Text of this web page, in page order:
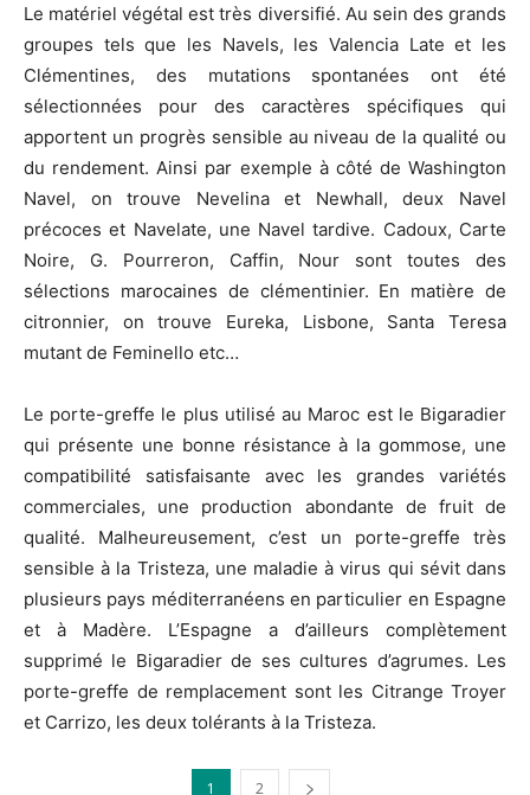
Le matériel végétal est très diversifié. Au sein des grands
groupes tels que les Navels, les Valencia Late et les
Clémentines, des mutations spontanées ont été
sélectionnées pour des caractères spécifiques qui
apportent un progrès sensible au niveau de la qualité ou
du rendement. Ainsi par exemple à côté de Washington
Navel, on trouve Nevelina et Newhall, deux Navel
précoces et Navelate, une Navel tardive. Cadoux, Carte
Noire, G. Pourreron, Caffin, Nour sont toutes des
sélections marocaines de clémentinier. En matière de
citronnier, on trouve Eureka, Lisbone, Santa Teresa
mutant de Feminello etc…
Le porte-greffe le plus utilisé au Maroc est le Bigaradier
qui présente une bonne résistance à la gommose, une
compatibilité satisfaisante avec les grandes variétés
commerciales, une production abondante de fruit de
qualité. Malheureusement, c’est un porte-greffe très
sensible à la Tristeza, une maladie à virus qui sévit dans
plusieurs pays méditerranéens en particulier en Espagne
et à Madère. L’Espagne a d’ailleurs complètement
supprimé le Bigaradier de ses cultures d’agrumes. Les
porte-greffe de remplacement sont les Citrange Troyer
et Carrizo, les deux tolérants à la Tristeza.
1 2